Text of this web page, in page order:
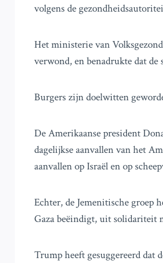
volgens de
Het ministerie van
verwond, en benadrukte dat
Burgers zijn doelwitten
De Amerikaanse president
dagelijkse aanvallen van het
aanvallen op Israël en op
Echter, de Jemenitische groep
Gaza beëindigt, uit solidariteit
Trump heeft gesuggereerd dat